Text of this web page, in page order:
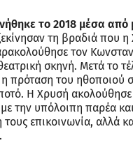
το 2018 μέσα από
τη βραδιά που η
τον
σκηνή. Μετά το
πρόταση του ηθοποιού
Η Χρυσή ακολούθησε
την υπόλοιπη παρέα
τους επικοινωνία, αλλά